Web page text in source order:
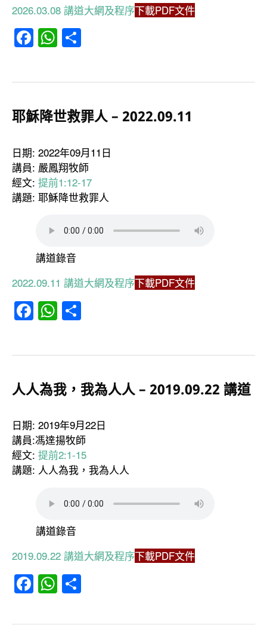
2026.03.08 講道大網及程序下載PDF文件
Facebook
WhatsApp
耶穌降世救罪人 – 2022.09.11
日期: 2022年09月11日
講員: 嚴鳳翔牧師
經文: 提前1:12-17
講題: 耶穌降世救罪人
講道錄音
2022.09.11 講道大網及程序下載PDF文件
Facebook
WhatsApp
人人為我，我為人人 – 2019.09.22 講道
日期: 2019年9月22日
講員:馮達揚牧師
經文: 提前2:1-15
講題: 人人為我，我為人人
講道錄音
2019.09.22 講道大網及程序下載PDF文件
Facebook
WhatsApp